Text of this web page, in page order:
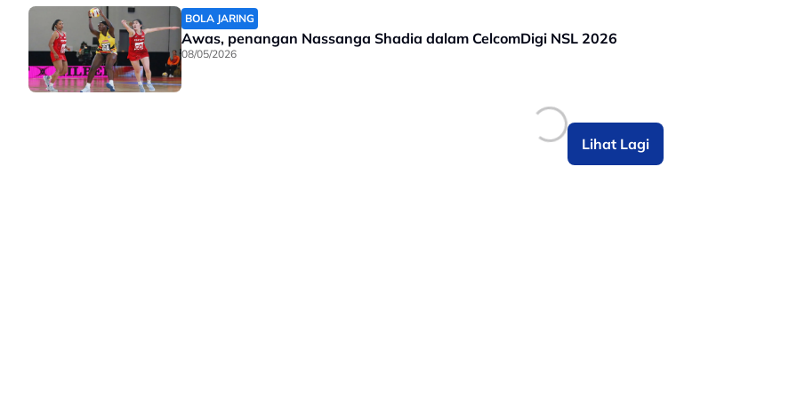
BOLA JARING
Awas, penangan Nassanga Shadia dalam CelcomDigi NSL 2026
08/05/2026
Lihat Lagi